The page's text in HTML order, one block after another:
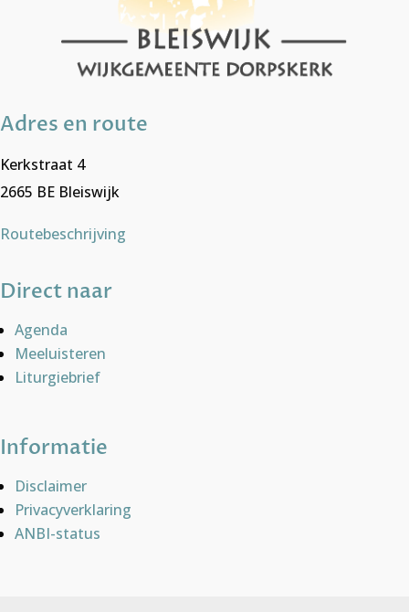
Adres en route
Kerkstraat 4
2665 BE Bleiswijk
Routebeschrijving
Direct naar
Agenda
Meeluisteren
Liturgiebrief
Informatie
Disclaimer
Privacyverklaring
ANBI-status